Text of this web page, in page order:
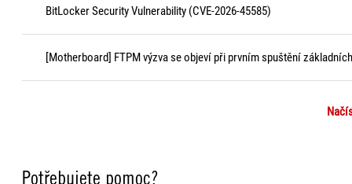
BitLocker Security Vulnerability (CVE-2026-45585)
[Motherboard] FTPM výzva se objeví při prvním spuštění
Potřebujete pomoc?